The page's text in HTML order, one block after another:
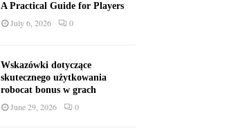
A Practical Guide for Players
July 6, 2026 0
Wskazówki dotyczące
skutecznego użytkowania
robocat bonus w grach
June 29, 2026 0